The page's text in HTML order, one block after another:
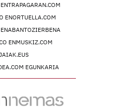
ENORTUELLA.COM
ENMUSKIZ.COM
EGUNKARIA